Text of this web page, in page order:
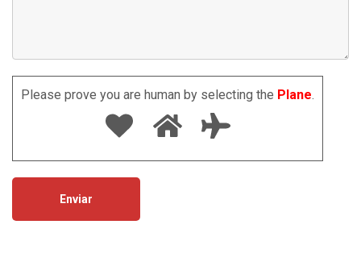
Please prove you are human by selecting the Plane.